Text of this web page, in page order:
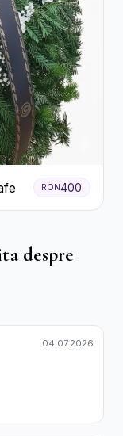
RON 400
despre
04.07.2026